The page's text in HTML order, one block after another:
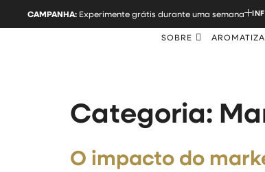
CAMPANHA: Experimente grátis durante uma semana
SOBRE
Categoria:
O impacto do